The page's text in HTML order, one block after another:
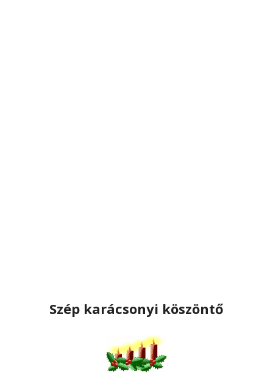
Szép karácsonyi köszöntő